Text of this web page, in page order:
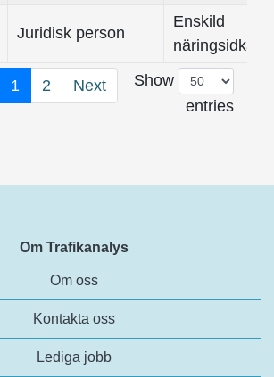
Juridisk person
Enskild
näringsidkare
1 2 Next
Show
entries
Om Trafikanalys
Om oss
Kontakta oss
Lediga jobb